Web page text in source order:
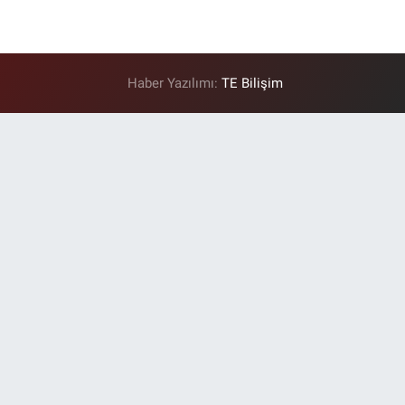
Haber Yazılımı:TE Bilişim